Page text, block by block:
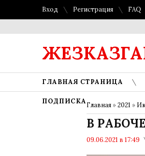
Вход Регистрация FAQ
ГЛАВНАЯ СТРАНИЦА
ПОДПИСКАГлавная »2021 »
В
09.06.2021 в 17:49